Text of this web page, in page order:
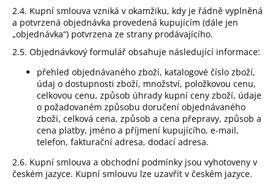
2.4. Kupní smlouva vzniká v okamžiku, kdy je řádně vyplněná
a potvrzená objednávka provedená kupujícím (dále jen
„objednávka“) potvrzena ze strany prodávajícího.
2.5. Objednávkový formulář obsahuje následující informace:
přehled objednávaného zboží, katalogové číslo zboží,
údaj o dostupnosti zboží, množství, položkovou cenu,
celkovou cenu, způsob úhrady kupní ceny zboží, údaje
o požadovaném způsobu doručení objednávaného
zboží, celková cena, způsob a cena přepravy, způsob a
cena platby, jméno a příjmení kupujícího, e-mail,
telefon, fakturační adresa, dodací adresa.
2.6. Kupní smlouva a obchodní podmínky jsou vyhotoveny v
českém jazyce. Kupní smlouvu lze uzavřít v českém jazyce.